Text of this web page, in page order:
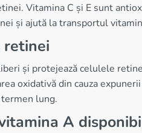
Vitamina C și E sunt
și ajută la transportul
și protejează celulele
oxidativă din cauza
lung.
A